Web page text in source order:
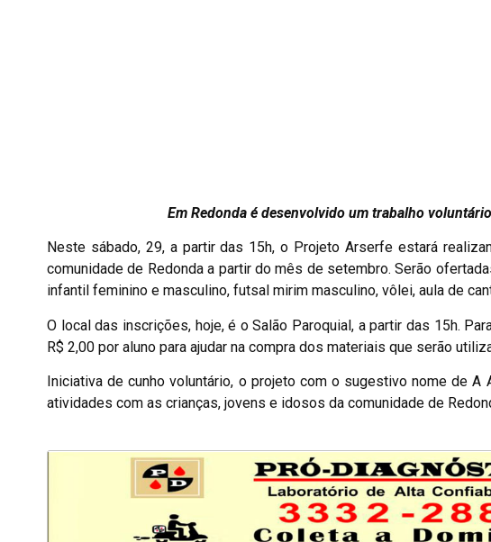
Em Redonda é desenvolvido um trabalho
Neste sábado, 29, a partir das 15h, o Projeto Arserfe estará
comunidade de Redonda a partir do mês de setembro. Serão
infantil feminino e masculino, futsal mirim masculino, vôlei, aula de
O local das inscrições, hoje, é o Salão Paroquial, a partir das 15h.
R$ 2,00 por aluno para ajudar na compra dos materiais que serão
Iniciativa de cunho voluntário, o projeto com o sugestivo nome de
atividades com as crianças, jovens e idosos da comunidade de